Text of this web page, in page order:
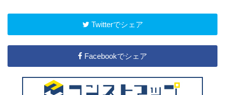
Twitterでシェア
Facebookでシェア